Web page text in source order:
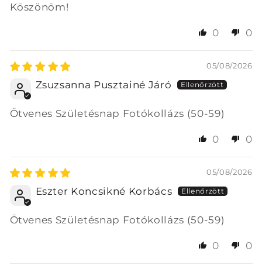
Köszönöm!
0 0
05/08/2026
Zsuzsanna Pusztainé Járó
Ötvenes Születésnap Fotókollázs (50-59)
0 0
05/08/2026
Eszter Koncsikné Korbács
Ötvenes Születésnap Fotókollázs (50-59)
0 0